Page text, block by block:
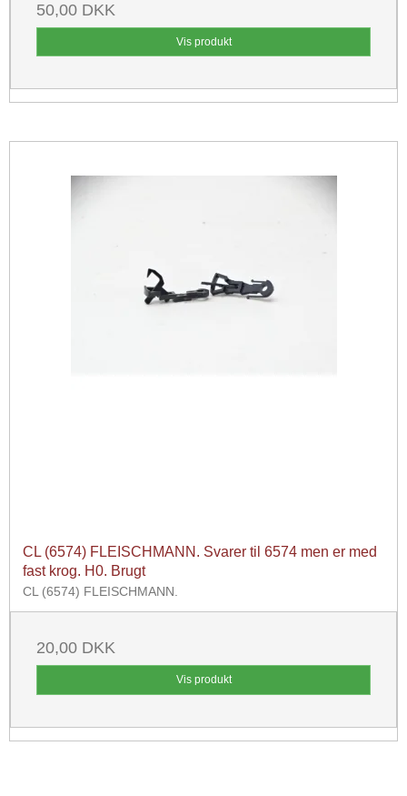
50,00 DKK
Vis produkt
CL (6574) FLEISCHMANN. Svarer til 6574 men er med
fast krog. H0. Brugt
CL (6574) FLEISCHMANN.
20,00 DKK
Vis produkt